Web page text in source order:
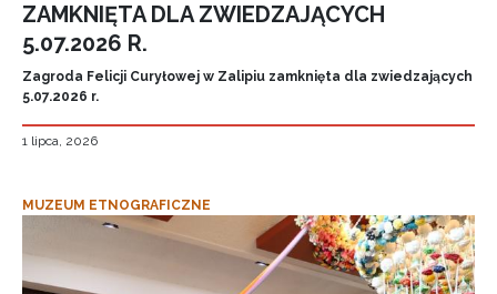
ZAMKNIĘTA DLA ZWIEDZAJĄCYCH
5.07.2026 R.
Zagroda Felicji Curyłowej w Zalipiu zamknięta dla zwiedzających
5.07.2026 r.
1 lipca, 2026
MUZEUM ETNOGRAFICZNE